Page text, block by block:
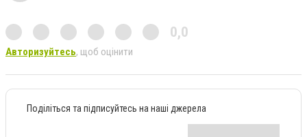
0,0
Авторизуйтесь, щоб оцінити
Поділіться та підписуйтесь на наші джерела